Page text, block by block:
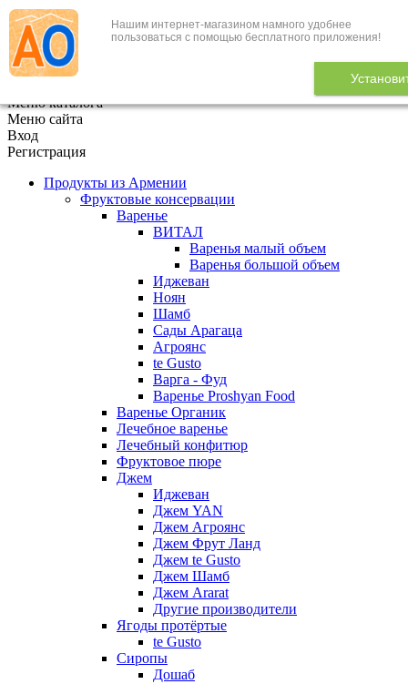
Нашим интернет-магазином намного удобнее
пользоваться с помощью бесплатного приложения!
+7 (495) 646-888-1
В корзине 0
Меню каталога
Меню сайта
Вход
Регистрация
Продукты из Армении
Фруктовые консервации
Варенье
ВИТАЛ
Варенья малый объем
Варенья большой объем
Иджеван
Ноян
Шамб
Сады Арагаца
Агроянс
te Gusto
Варга - Фуд
Варенье Proshyan Food
Варенье Органик
Лечебное варенье
Лечебный конфитюр
Фруктовое пюре
Джем
Иджеван
Джем YAN
Джем Агроянс
Джем Фрут Ланд
Джем te Gusto
Джем Шамб
Джем Ararat
Другие производители
Ягоды протёртые
te Gusto
Сиропы
Дошаб